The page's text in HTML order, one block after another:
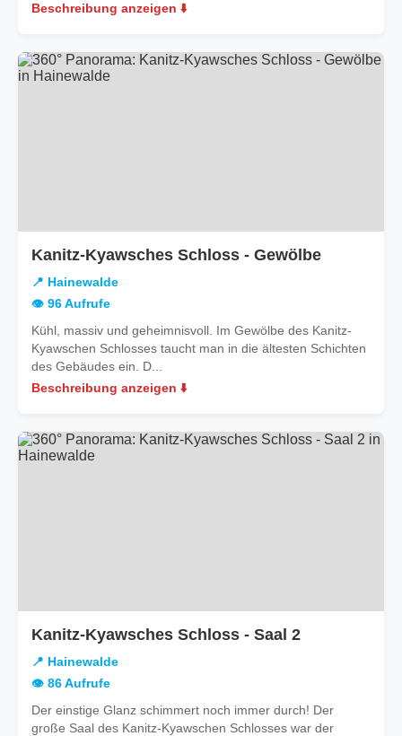
Beschreibung anzeigen ⬇️
Kanitz-Kyawsches Schloss - Gewölbein
📍 Hainewalde
👁️ 96 Aufrufe
Kühl, massiv und geheimnisvoll. Im Gewölbe des Kanitz-
Kyawschen Schlosses taucht man in die ältesten Schichten
des Gebäudes ein. D...
Beschreibung anzeigen ⬇️
Kanitz-Kyawsches Schloss - Saal 2
📍 Hainewalde
👁️ 86 Aufrufe
Der einstige Glanz schimmert noch immer durch! Der
große Saal des Kanitz-Kyawschen Schlosses war der